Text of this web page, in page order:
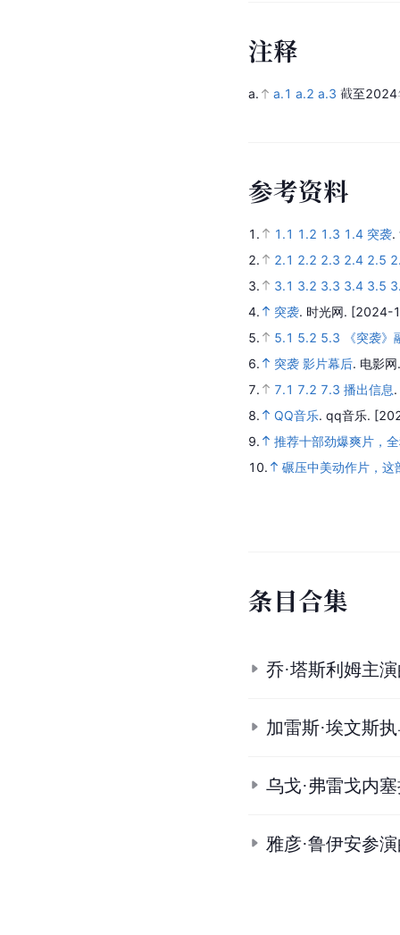
注释
a. a.1 a.2 a.3 截至
参考资料
1. 1.1 1.2 1.3 1.4 突袭.
2.
2.1 2.2 2.3 2.4 2.5
3.
3.1 3.2 3.3 3.4 3.5
4.
突袭. 时光网. [2024-
5.
5.1 5.2 5.3
《突袭
6.
突袭 影片幕后. 电影
7.
7.1 7.2 7.3 播出信息.
8.
QQ音乐. qq音乐.
9.
推荐十部劲爆爽片，
10.
碾压中美动作片，这
条目合集
乔·塔斯利姆主
加雷斯·埃文斯
乌戈·弗雷戈内
雅彦·鲁伊安参